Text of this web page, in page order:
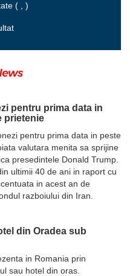
( , )
pentru prima data in
prietenie
pentru prima data in peste
valutara menita sa sprijine
presedintele Donald Trump.
ultimii 40 de ani in raport cu
in acest an de
razboiului din Iran.
din Oradea sub
in Romania prin
sau hotel din oras.